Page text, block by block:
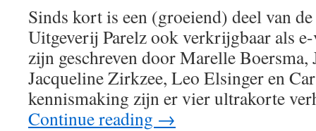
Sinds kort is een (groeiend) deel van
Uitgeverij Parelz ook verkrijgbaar als
zijn geschreven door Marelle Boersma,
Jacqueline Zirkzee, Leo Elsinger en
kennismaking zijn er vier ultrakorte
Continue reading →